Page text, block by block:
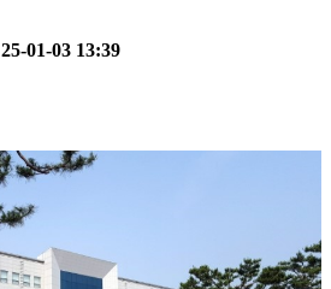
25-01-03 13:39